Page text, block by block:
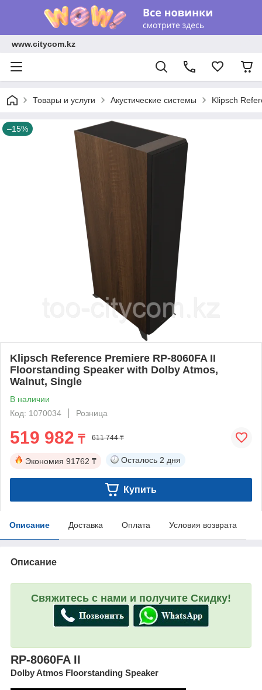
www.citycom.kz
Товары и услуги Акустические системы Klipsch
–15%
Klipsch Reference Premiere RP-8060FA II
Floorstanding Speaker with Dolby Atmos,
Walnut, Single
В наличии
Код: 1070034
Розница
519 982 ₸ 611 744 ₸
Экономия 91762 ₸ Осталось 2 дня
Купить
Описание Доставка Оплата Условия возврата
Описание
Свяжитесь с нами и получите Скидку!
RP-8060FA II
Dolby Atmos Floorstanding Speaker